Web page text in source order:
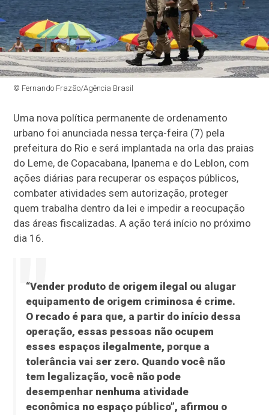
© Fernando Frazão/Agência Brasil
Uma nova política permanente de ordenamento
urbano foi anunciada nessa terça-feira (7) pela
prefeitura do Rio e será implantada na orla das praias
do Leme, de Copacabana, Ipanema e do Leblon, com
ações diárias para recuperar os espaços públicos,
combater atividades sem autorização, proteger
quem trabalha dentro da lei e impedir a reocupação
das áreas fiscalizadas. A ação terá início no próximo
dia 16.
“Vender produto de origem ilegal ou alugar
equipamento de origem criminosa é crime.
O recado é para que, a partir do início dessa
operação, essas pessoas não ocupem
esses espaços ilegalmente, porque a
tolerância vai ser zero. Quando você não
tem legalização, você não pode
desempenhar nenhuma atividade
econômica no espaço público”, afirmou o